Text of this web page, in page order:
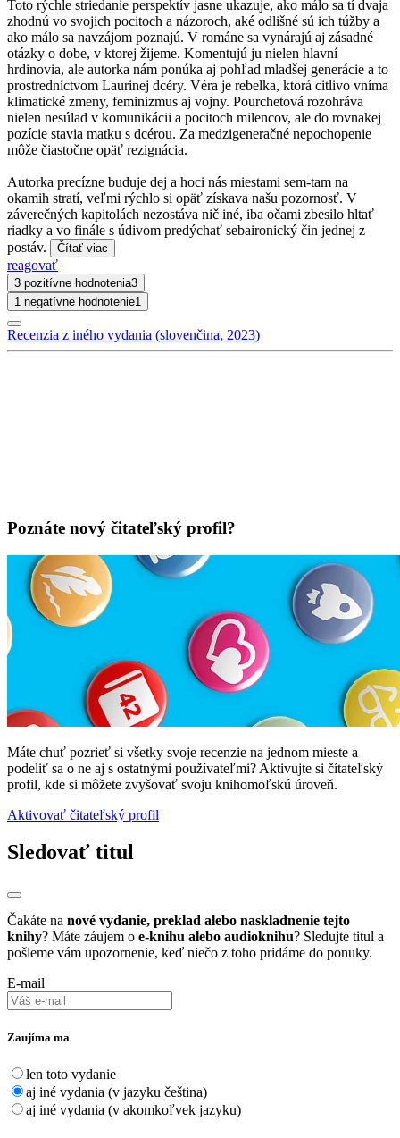
Toto rýchle striedanie perspektív jasne ukazuje, ako málo sa tí dvaja
zhodnú vo svojich pocitoch a názoroch, aké odlišné sú ich túžby a
ako málo sa navzájom poznajú. V románe sa vynárajú aj zásadné
otázky o dobe, v ktorej žijeme. Komentujú ju nielen hlavní
hrdinovia, ale autorka nám ponúka aj pohľad mladšej generácie a to
prostredníctvom Laurinej dcéry. Véra je rebelka, ktorá citlivo vníma
klimatické zmeny, feminizmus aj vojny. Pourchetová rozohráva
nielen nesúlad v komunikácii a pocitoch milencov, ale do rovnakej
pozície stavia matku s dcérou. Za medzigeneračné nepochopenie
môže čiastočne opäť rezignácia.
Autorka precízne buduje dej a hoci nás miestami sem-tam na
okamih stratí, veľmi rýchlo si opäť získava našu pozornosť. V
záverečných kapitolách nezostáva nič iné, iba očami zbesilo hltať
riadky a vo finále s údivom predýchať sebaironický čin jednej z
postáv.
Čítať viac
reagovať
3 pozitívne hodnotenia3
1 negatívne hodnotenie1
Recenzia z iného vydania (slovenčina, 2023)
Poznáte nový čitateľský profil?
Máte chuť pozrieť si všetky svoje recenzie na jednom mieste a
podeliť sa o ne aj s ostatnými používateľmi? Aktivujte si čítateľský
profil, kde si môžete zvyšovať svoju knihomoľskú úroveň.
Aktivovať čitateľský profil
Sledovať titul
Čakáte na nové vydanie, preklad alebo naskladnenie tejto
knihy? Máte záujem o e-knihu alebo audioknihu? Sledujte titul a
pošleme vám upozornenie, keď niečo z toho pridáme do ponuky.
E-mail
Zaujíma ma
len toto vydanie
aj iné vydania (v jazyku čeština)
aj iné vydania (v akomkoľvek jazyku)